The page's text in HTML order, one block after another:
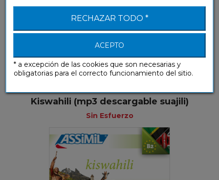
Estos productos también
pueden interesarte
Kiswahili (mp3 descargable suajili)
Sin Esfuerzo
RECHAZAR TODO *
ACEPTO
* a excepción de las cookies que son necesarias y
obligatorias para el correcto funcionamiento del sitio.